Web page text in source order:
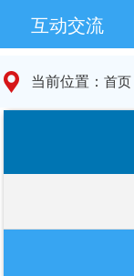
互动交流
当前位置： 首页